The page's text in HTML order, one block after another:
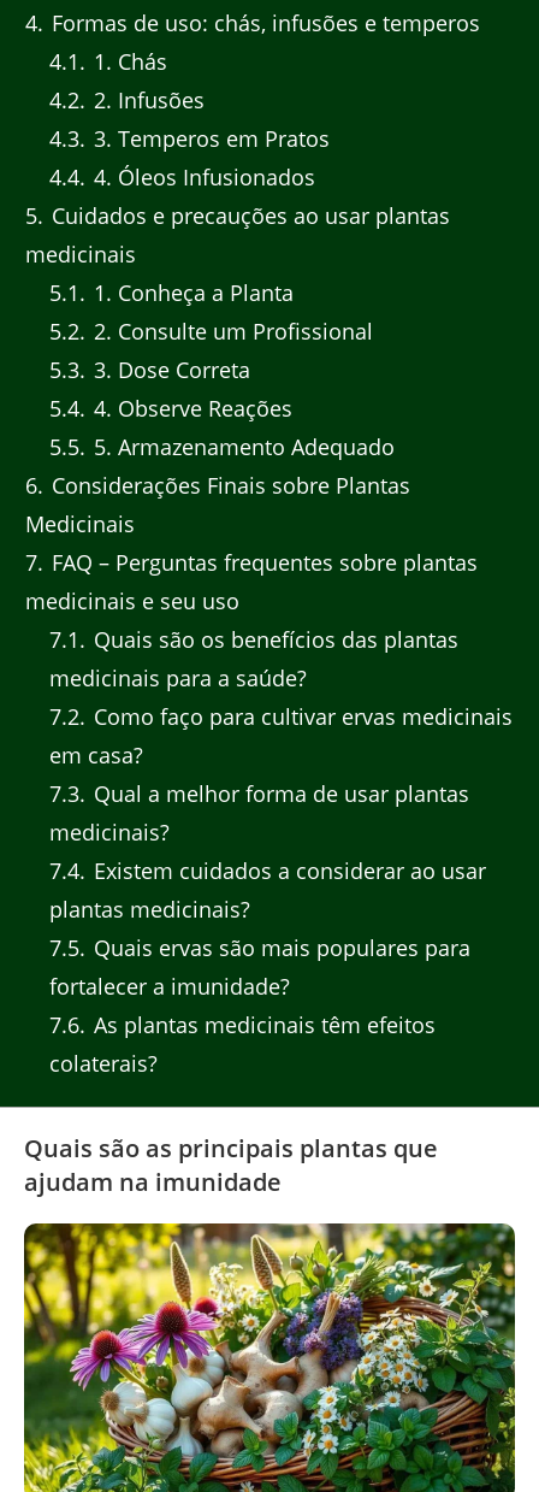
4 Formas de uso: chás, infusões e temperos
4.1
1. Chás
4.2 2. Infusões
4.3 3. Temperos em Pratos
4.4 4. Óleos Infusionados
5 Cuidados e precauções ao usar plantas
medicinais
5.1
1. Conheça a Planta
5.2 2. Consulte um Profissional
5.3 3. Dose Correta
5.4 4. Observe Reações
5.5 5. Armazenamento Adequado
6 Considerações Finais sobre Plantas
Medicinais
7 FAQ – Perguntas frequentes sobre plantas
medicinais e seu uso
7.1
Quais são os benefícios das plantas
medicinais para a saúde?
7.2 Como faço para cultivar ervas medicinais
em casa?
7.3 Qual a melhor forma de usar plantas
medicinais?
7.4 Existem cuidados a considerar ao usar
plantas medicinais?
7.5 Quais ervas são mais populares para
fortalecer a imunidade?
7.6 As plantas medicinais têm efeitos
colaterais?
Quais são as principais plantas que
ajudam na imunidade